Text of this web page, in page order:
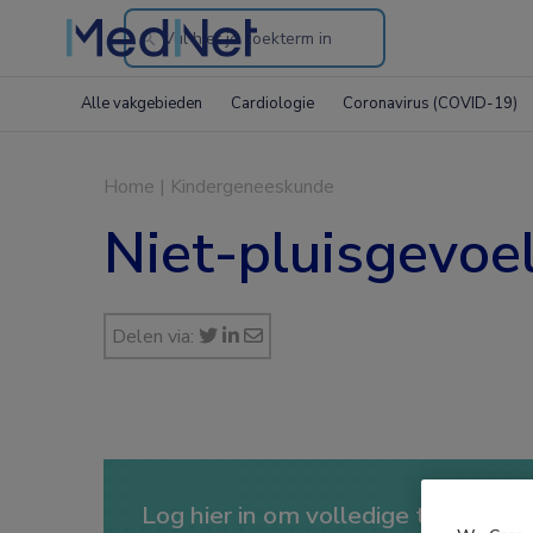
Search
the
Alle vakgebieden Cardiologie Coronavirus (COVID-19)
Home | Kindergeneeskunde
Niet-
Delen via:
Log hier in om volledige toegang te